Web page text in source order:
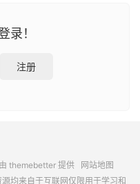
录！
注册
themebetter提供
网站地图
均来自于互联网仅限用于学习和